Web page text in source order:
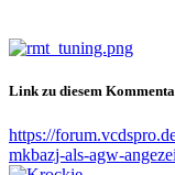
Link zu diesem
https://
mkbazj-als-agw-